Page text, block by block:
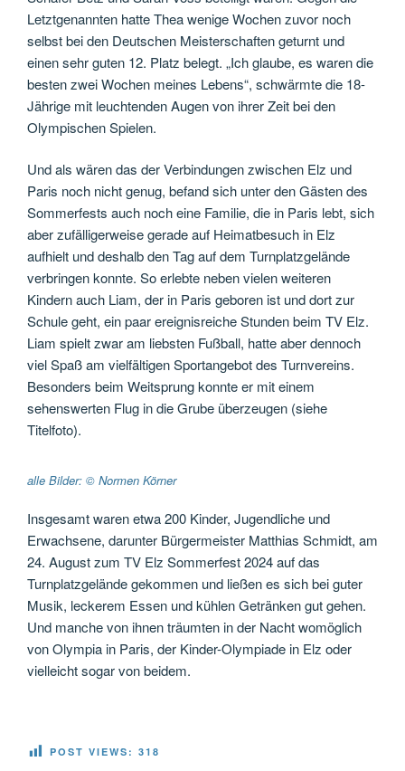
Letztgenannten hatte Thea wenige Wochen zuvor noch
selbst bei den Deutschen Meisterschaften geturnt und
einen sehr guten 12. Platz belegt. „Ich glaube, es waren die
besten zwei Wochen meines Lebens“, schwärmte die 18-
Jährige mit leuchtenden Augen von ihrer Zeit bei den
Olympischen Spielen.
Und als wären das der Verbindungen zwischen Elz und
Paris noch nicht genug, befand sich unter den Gästen des
Sommerfests auch noch eine Familie, die in Paris lebt, sich
aber zufälligerweise gerade auf Heimatbesuch in Elz
aufhielt und deshalb den Tag auf dem Turnplatzgelände
verbringen konnte. So erlebte neben vielen weiteren
Kindern auch Liam, der in Paris geboren ist und dort zur
Schule geht, ein paar ereignisreiche Stunden beim TV Elz.
Liam spielt zwar am liebsten Fußball, hatte aber dennoch
viel Spaß am vielfältigen Sportangebot des Turnvereins.
Besonders beim Weitsprung konnte er mit einem
sehenswerten Flug in die Grube überzeugen (siehe
Titelfoto).
alle Bilder: © Normen Körner
Insgesamt waren etwa 200 Kinder, Jugendliche und
Erwachsene, darunter Bürgermeister Matthias Schmidt, am
24. August zum TV Elz Sommerfest 2024 auf das
Turnplatzgelände gekommen und ließen es sich bei guter
Musik, leckerem Essen und kühlen Getränken gut gehen.
Und manche von ihnen träumten in der Nacht womöglich
von Olympia in Paris, der Kinder-Olympiade in Elz oder
vielleicht sogar von beidem.
POST VIEWS: 318